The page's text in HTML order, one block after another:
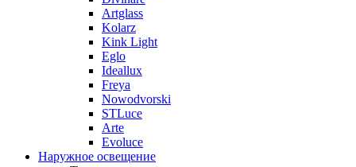
Artglass
Kolarz
Kink Light
Eglo
Ideallux
Freya
Nowodvorski
STLuce
Arte
Evoluce
Наружное освещение